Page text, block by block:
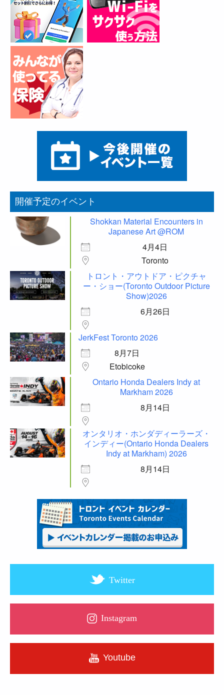
開催予定のイベント
Shokkan Material Encounters in
Japanese Art @ROM
4月4日
Toronto
トロント・アウトドア・ピクチャ
ー・ショー(Toronto Outdoor Picture
Show)2026
6月26日
JerkFest Toronto 2026
8月7日
Etobicoke
Ontario Honda Dealers Indy at
Markham 2026
8月14日
オンタリオ・ホンダディーラーズ・
インディー(Ontario Honda Dealers
Indy at Markham) 2026
8月14日
Twitter
Instagram
Youtube